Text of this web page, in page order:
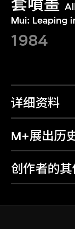
套噴畫
Mui: Leaping
1984
详细资料
M+展出历
创作者的